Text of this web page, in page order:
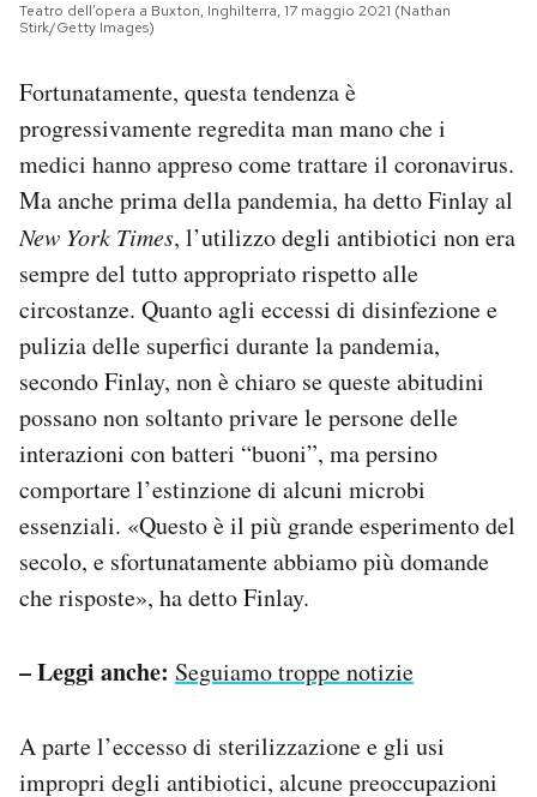
Teatro dell’opera a Buxton, Inghilterra, 17 maggio 2021 (Nathan
Stirk/Getty Images)
Fortunatamente, questa tendenza è
progressivamente regredita man mano che i
medici hanno appreso come trattare il coronavirus.
Ma anche prima della pandemia, ha detto Finlay al
New York Times, l’utilizzo degli antibiotici non era
sempre del tutto appropriato rispetto alle
circostanze. Quanto agli eccessi di disinfezione e
pulizia delle superfici durante la pandemia,
secondo Finlay, non è chiaro se queste abitudini
possano non soltanto privare le persone delle
interazioni con batteri “buoni”, ma persino
comportare l’estinzione di alcuni microbi
essenziali. «Questo è il più grande esperimento del
secolo, e sfortunatamente abbiamo più domande
che risposte», ha detto Finlay.
– Leggi anche: Seguiamo troppe notizie
A parte l’eccesso di sterilizzazione e gli usi
impropri degli antibiotici, alcune preoccupazioni